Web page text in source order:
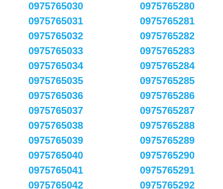
0975765030
0975765031
0975765032
0975765033
0975765034
0975765035
0975765036
0975765037
0975765038
0975765039
0975765040
0975765041
0975765042
0975765280
0975765281
0975765282
0975765283
0975765284
0975765285
0975765286
0975765287
0975765288
0975765289
0975765290
0975765291
0975765292